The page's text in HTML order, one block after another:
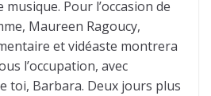
musique. Pour l’occasion de
Maureen Ragoucy,
et vidéaste montrera
l’occupation, avec
toi, Barbara. Deux jours plus